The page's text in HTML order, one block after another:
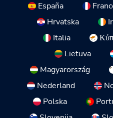
España
Hrvatska
Italia
Lietuva
Magyarország
Nederland
Polska